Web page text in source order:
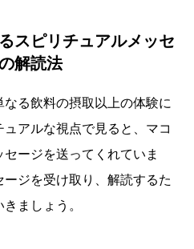
スピリチュアルメッセ
解読法
る飲料の摂取以上の体験に
アルな視点で見ると、マコ
ージを送ってくれていま
ジを受け取り、解読するた
ましょう。